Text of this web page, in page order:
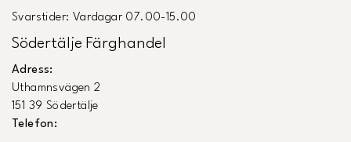
Svarstider: Vardagar 07.00-15.00
Södertälje Färghandel
Adress:
Uthamnsvägen 2
151 39 Södertälje
Telefon: